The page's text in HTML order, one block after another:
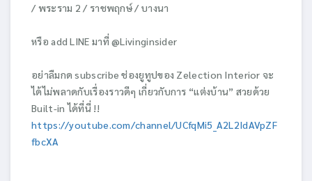
/ พระราม 2 / ราชพฤกษ์ / บางนา
หรือ add LINE มาที่ @Livinginsider
อย่าลืมกด subscribe ช่องยูทูปของ Zelection Interior จะ
ได้ไม่พลาดกับเรื่องราวดีๆ เกี่ยวกับการ “แต่งบ้าน” สวยด้วย
Built-in ได้ที่นี่ !!
https://youtube.com/channel/UCfqMi5_A2L2IdAVpZF
fbcXA